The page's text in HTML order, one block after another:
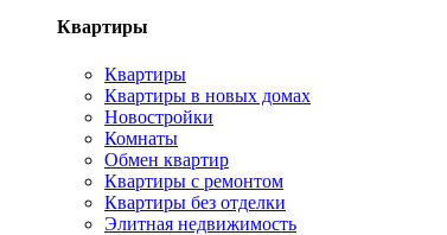
Квартиры
Квартиры
Квартиры в новых домах
Новостройки
Комнаты
Обмен квартир
Квартиры с ремонтом
Квартиры без отделки
Элитная недвижимость